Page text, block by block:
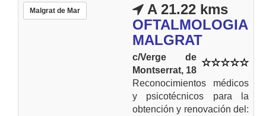
Malgrat de Mar
A 21.22 kms
OFTALMOLOGIA
MALGRAT
c/Verge de
Montserrat, 18
Reconocimientos médicos
y psicotécnicos para la
obtención y renovación del: